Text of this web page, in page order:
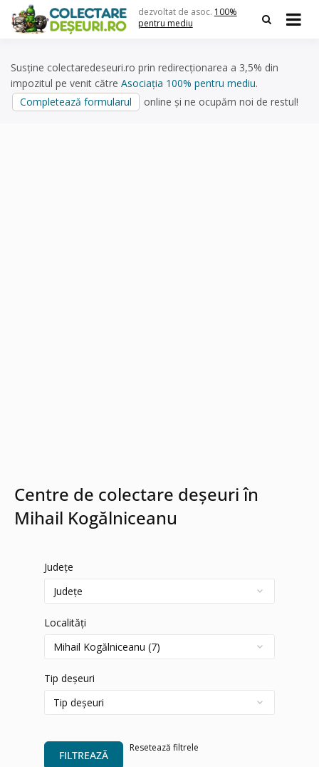
content
dezvoltat de asoc. 100%
pentru mediu
Susține colectaredeseuri.ro prin redirecționarea a 3,5% din
impozitul pe venit către Asociația 100% pentru mediu.
Completează formularul
online și ne ocupăm noi de restul!
Centre de colectare deșeuri în
Mihail Kogălniceanu
Județe
Localități
Tip deșeuri
FILTREAZĂ
Resetează filtrele